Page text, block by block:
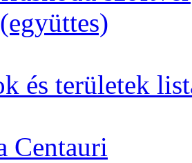
és területek
Centauri